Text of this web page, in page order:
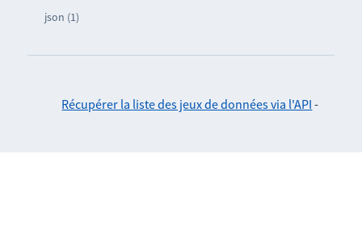
json (1)
Récupérer la liste des jeux de données via l'API -